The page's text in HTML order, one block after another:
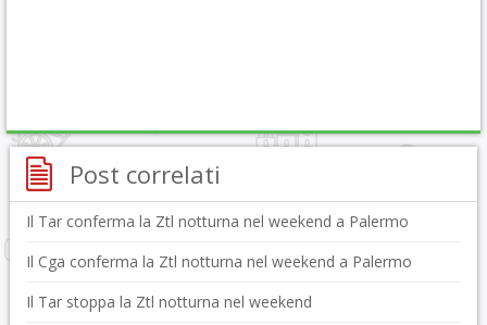
Post correlati
Il Tar conferma la Ztl notturna nel weekend a Palermo
Il Cga conferma la Ztl notturna nel weekend a Palermo
Il Tar stoppa la Ztl notturna nel weekend